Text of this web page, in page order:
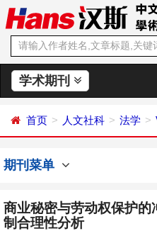
学术期刊
首页 人文社科 法学
期刊菜单
商业秘密与劳动权保护
制合理性分析